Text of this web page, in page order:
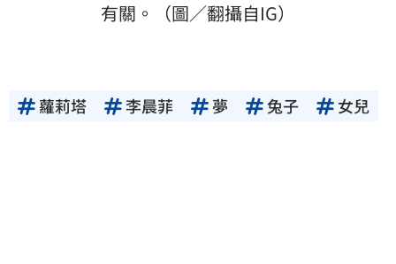
有關。（圖／翻攝自IG）
蘿莉塔 李晨菲 夢 兔子 女兒